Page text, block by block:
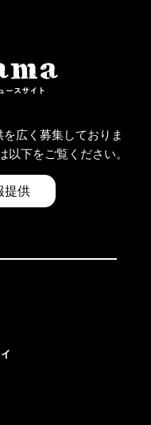
広く募集しておりま
下をご覧ください。
提供